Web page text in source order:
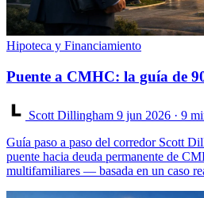
Hipoteca y Financiamiento
Puente a CMHC: la guía de
Scott Dillingham 9 jun 2026 · 9
Guía paso a paso del corredor Scott
puente hacia deuda permanente de
multifamiliares — basada en un caso